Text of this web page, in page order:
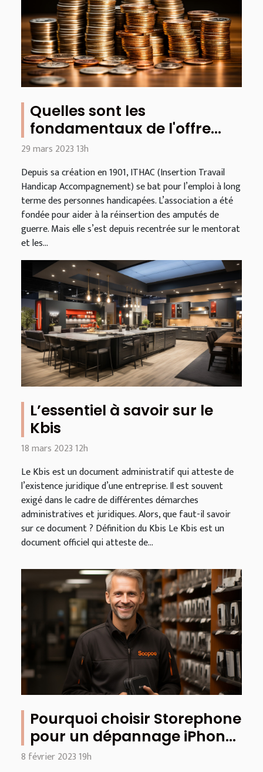
Quelles sont les
fondamentaux de l'offre
ITHAC ?
29 mars 2023 13h
Depuis sa création en 1901, ITHAC (Insertion Travail
Handicap Accompagnement) se bat pour l’emploi à long
terme des personnes handicapées. L’association a été
fondée pour aider à la réinsertion des amputés de
guerre. Mais elle s’est depuis recentrée sur le mentorat
et les...
L’essentiel à savoir sur le
Kbis
18 mars 2023 12h
Le Kbis est un document administratif qui atteste de
l’existence juridique d’une entreprise. Il est souvent
exigé dans le cadre de différentes démarches
administratives et juridiques. Alors, que faut-il savoir
sur ce document ? Définition du Kbis Le Kbis est un
document officiel qui atteste de...
Pourquoi choisir Storephone
pour un dépannage iPhone
?
8 février 2023 19h